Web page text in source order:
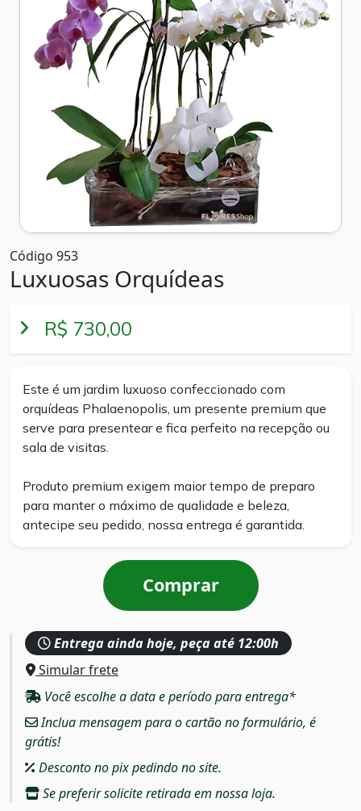
Código 953
Luxuosas Orquídeas
R$ 730,00
Este é um jardim luxuoso confeccionado com
orquídeas Phalaenopolis, um presente premium que
serve para presentear e fica perfeito na recepção ou
sala de visitas.
Produto premium exigem maior tempo de preparo
para manter o máximo de qualidade e beleza,
antecipe seu pedido, nossa entrega é garantida.
Comprar
Entrega ainda hoje, peça até 12:00h
Simular frete
Você escolhe a data e período para entrega*
Inclua mensagem para o cartão no formulário, é
grátis!
Desconto no pix pedindo no site.
Se preferir solicite retirada em nossa loja.